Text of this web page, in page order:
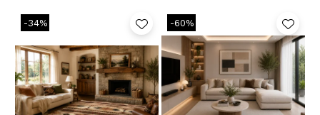
-34% -60%